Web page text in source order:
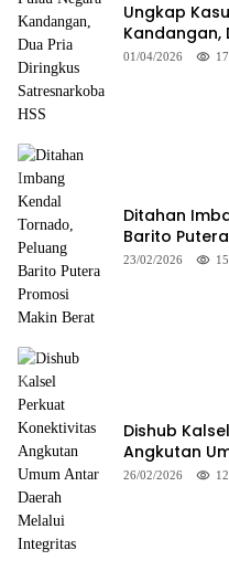
Ungkap
Kandangan,
01/04/2026
Ditahan
Barito
23/02/2026
Dishub
Angkutan
Integritas
26/02/2026